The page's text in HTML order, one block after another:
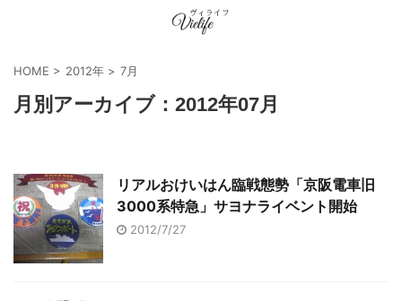
HOME > 2012年 > 7月
月別アーカイブ：2012年07月
リアルおけいはん臨戦態勢「京阪電車旧
3000系特急」サヨナライベント開始
2012/7/27